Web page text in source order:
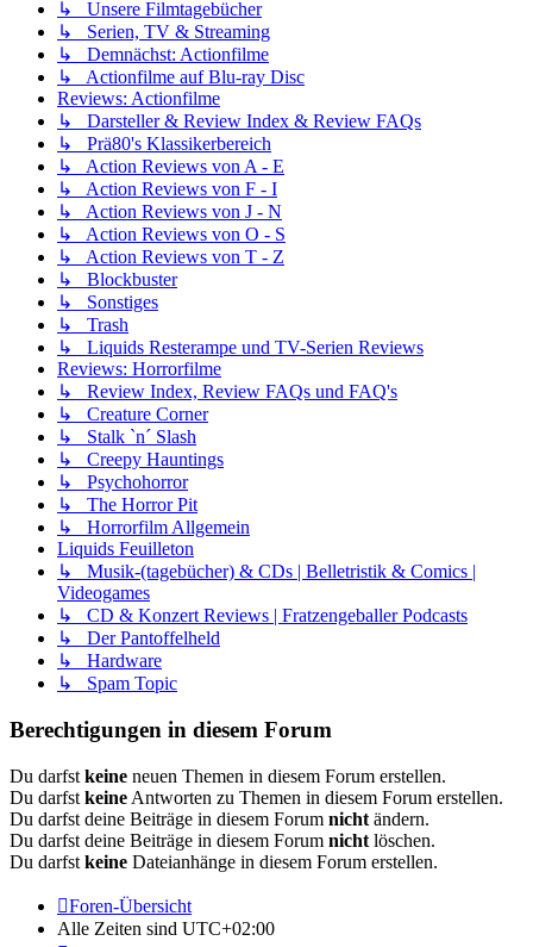
↳ Unsere Filmtagebücher
↳ Serien, TV & Streaming
↳ Demnächst: Actionfilme
↳ Actionfilme auf Blu-ray Disc
Reviews: Actionfilme
↳ Darsteller & Review Index & Review FAQs
↳ Prä80's Klassikerbereich
↳ Action Reviews von A - E
↳ Action Reviews von F - I
↳ Action Reviews von J - N
↳ Action Reviews von O - S
↳ Action Reviews von T - Z
↳ Blockbuster
↳ Sonstiges
↳ Trash
↳ Liquids Resterampe und TV-Serien Reviews
Reviews: Horrorfilme
↳ Review Index, Review FAQs und FAQ's
↳ Creature Corner
↳ Stalk `n´ Slash
↳ Creepy Hauntings
↳ Psychohorror
↳ The Horror Pit
↳ Horrorfilm Allgemein
Liquids Feuilleton
↳ Musik-(tagebücher) & CDs | Belletristik & Comics |
Videogames
↳ CD & Konzert Reviews | Fratzengeballer Podcasts
↳ Der Pantoffelheld
↳ Hardware
↳ Spam Topic
Berechtigungen in diesem Forum
Du darfst keine neuen Themen in diesem Forum erstellen.
Du darfst keine Antworten zu Themen in diesem Forum erstellen.
Du darfst deine Beiträge in diesem Forum nicht ändern.
Du darfst deine Beiträge in diesem Forum nicht löschen.
Du darfst keine Dateianhänge in diesem Forum erstellen.
Foren-Übersicht
Alle Zeiten sind UTC+02:00